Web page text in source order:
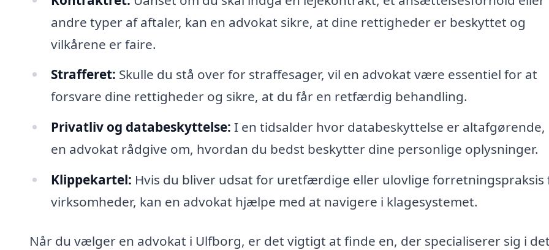
andre typer af aftaler, kan en advokat sikre, at dine rettigheder er beskyttet og
vilkårene er faire.
Strafferet: Skulle du stå over for straffesager, vil en advokat være essentiel for at
forsvare dine rettigheder og sikre, at du får en retfærdig behandling.
Privatliv og databeskyttelse: I en tidsalder hvor databeskyttelse er altafgørende,
en advokat rådgive om, hvordan du bedst beskytter dine personlige oplysninger.
Klippekartel: Hvis du bliver udsat for uretfærdige eller ulovlige forretningspraksis
virksomheder, kan en advokat hjælpe med at navigere i klagesystemet.
Når du vælger en advokat i Ulfborg, er det vigtigt at finde en, der specialiserer sig i